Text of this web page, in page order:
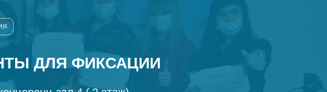
ДЛЯ ФИКСАЦИИ